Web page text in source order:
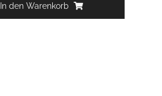
In den Warenkorb